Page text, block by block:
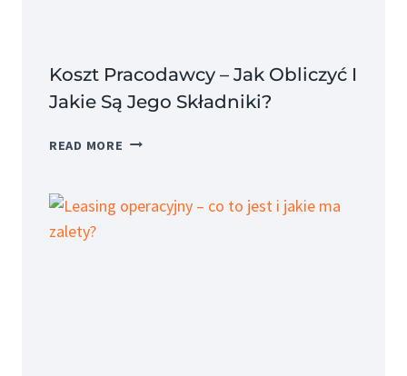
Koszt Pracodawcy – Jak Obliczyć I
Jakie Są Jego Składniki?
READ MORE KOSZT
JAK